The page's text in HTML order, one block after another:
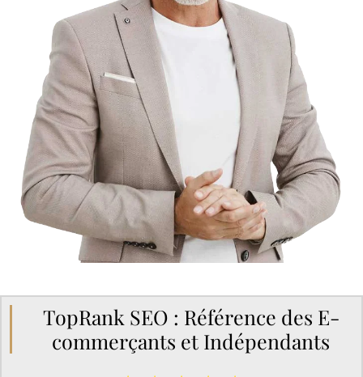
TopRank SEO : Référence des E-
commerçants et Indépendants